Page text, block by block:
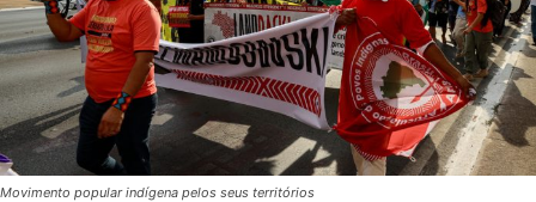
Movimento popular indígena pelos seus territórios